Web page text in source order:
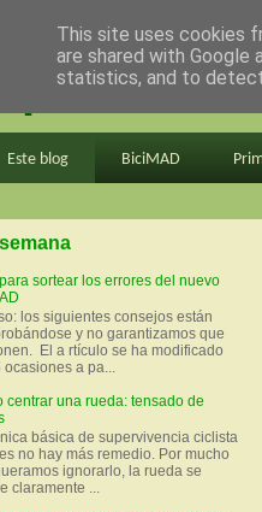
por
Este blog BiciMAD
sortear los errores del nuevo
los siguientes consejos están
y no garantizamos que
El a rtículo se ha modificado
ocasiones a pa...
centrar una rueda: tensado de
básica de supervivencia ciclista
no hay más remedio. Por mucho
ignorarlo, la rueda se
claramente ...
This site uses cookies
are shared with
statistics, and to